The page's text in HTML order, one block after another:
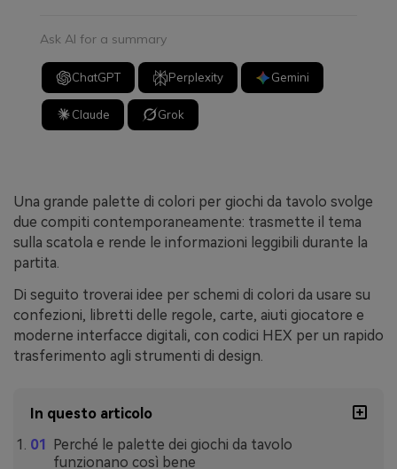
Ask AI for a summary
ChatGPT Perplexity Gemini
Claude Grok
Una grande palette di colori per giochi da tavolo svolge
due compiti contemporaneamente: trasmette il tema
sulla scatola e rende le informazioni leggibili durante la
partita.
Di seguito troverai idee per schemi di colori da usare su
confezioni, libretti delle regole, carte, aiuti giocatore e
moderne interfacce digitali, con codici HEX per un rapido
trasferimento agli strumenti di design.
In questo articolo
Perché le palette dei giochi da tavolo
funzionano così bene